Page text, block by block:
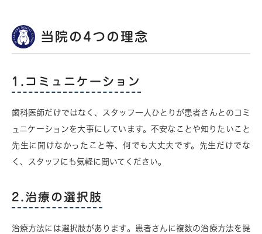
当院の4つの理念
1.コミュニケーション
歯科医師だけではなく、スタッフ一人ひとりが患者さんとのコミ
ュニケーションを大事にしています。不安なことや知りたいこと
先生に聞けなかったこと等、何でも大丈夫です。先生だけでな
く、スタッフにも気軽に聞いてください。
2.治療の選択肢
治療方法には選択肢があります。患者さんに複数の治療方法を提